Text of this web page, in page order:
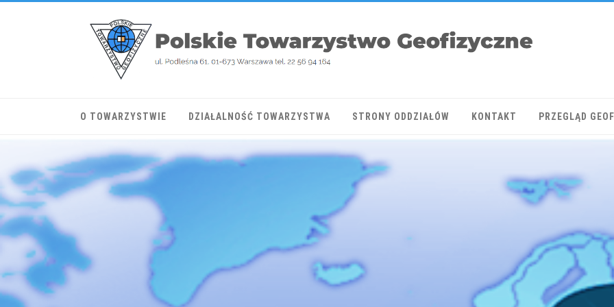
O TOWARZYSTWIE DZIAŁALNOŚĆ TOWARZYSTWA STRONY ODDZIAŁÓW KONTAKT PRZEGLĄD